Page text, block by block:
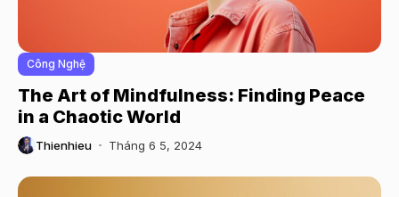
Công Nghệ
The Art of Mindfulness: Finding Peace
in a Chaotic World
Thienhieu Tháng 6 5, 2024